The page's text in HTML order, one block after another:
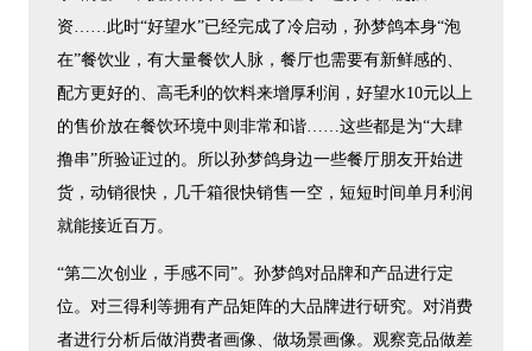
资……此时“好望水”已经完成了冷启动，孙梦鸽本身“泡
在”餐饮业，有大量餐饮人脉，餐厅也需要有新鲜感的、
配方更好的、高毛利的饮料来增厚利润，好望水10元以上
的售价放在餐饮环境中则非常和谐……这些都是为“大肆
撸串”所验证过的。所以孙梦鸽身边一些餐厅朋友开始进
货，动销很快，几千箱很快销售一空，短短时间单月利润
就能接近百万。
“第二次创业，手感不同”。孙梦鸽对品牌和产品进行定
位。对三得利等拥有产品矩阵的大品牌进行研究。对消费
者进行分析后做消费者画像、做场景画像。观察竞品做差